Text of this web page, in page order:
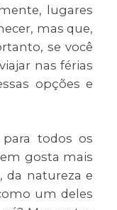
lugares
mas que,
se você
nas férias
opções e
para todos os
gosta mais
da natureza e
um deles